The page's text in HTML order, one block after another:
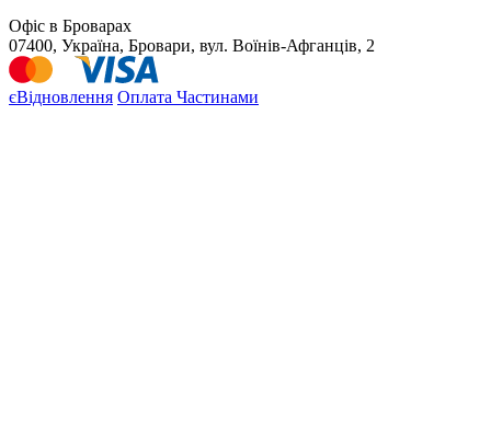
Офіс в Броварах
07400, Україна, Бровари, вул. Воїнів-Афганців, 2
єВідновлення Оплата Частинами